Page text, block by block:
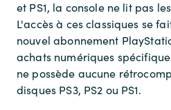
et PS1, la console ne lit pas
L'accès à ces classiques se
nouvel abonnement
achats numériques
ne possède aucune
disques PS3, PS2 ou PS1.